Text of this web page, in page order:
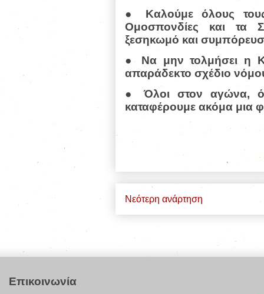
● Καλούμε όλους τους
Ομοσπονδίες και τα
ξεσηκωμό και
● Να μην τολμήσει η
απαράδεκτο σχέδιο
● Όλοι στον αγώνα,
καταφέρουμε ακόμα μια
Νεότερη ανάρτηση
Επικοινωνία